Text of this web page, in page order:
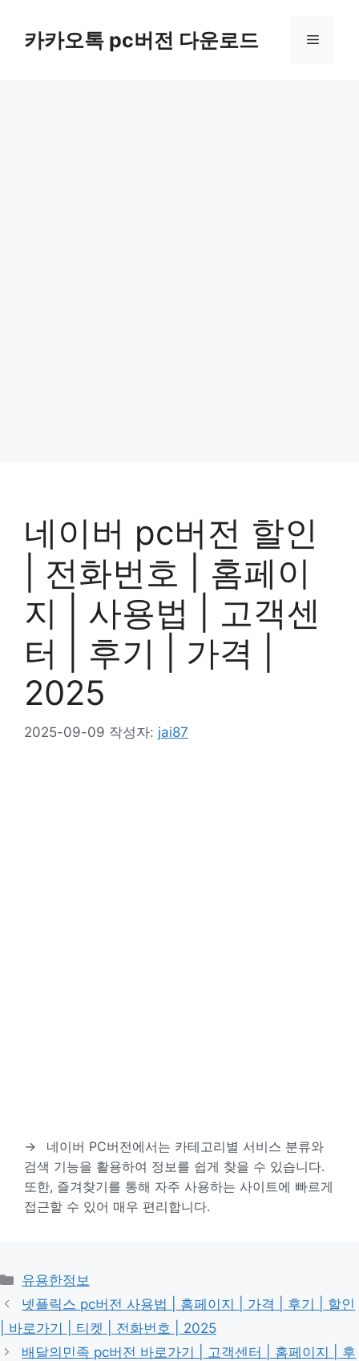
카카오톡 pc버전 다운로드 메
네이버 pc버전 할인
| 전화번호 | 홈페이
지 | 사용법 | 고객센
터 | 후기 | 가격 |
2025
2025-09-09 작성자: jai87
→
네이버 PC버전에서는 카테고리별 서비스 분류와
검색 기능을 활용하여 정보를 쉽게 찾을 수 있습니다.
또한, 즐겨찾기를 통해 자주 사용하는 사이트에 빠르게
접근할 수 있어 매우 편리합니다.
카
테
고
리
유용한정보
넷플릭스 pc버전 사용법 | 홈페이지 | 가격 | 후기 | 할인
| 바로가기 | 티켓 | 전화번호 | 2025
배달의민족 pc버전 바로가기 | 고객센터 | 홈페이지 | 후